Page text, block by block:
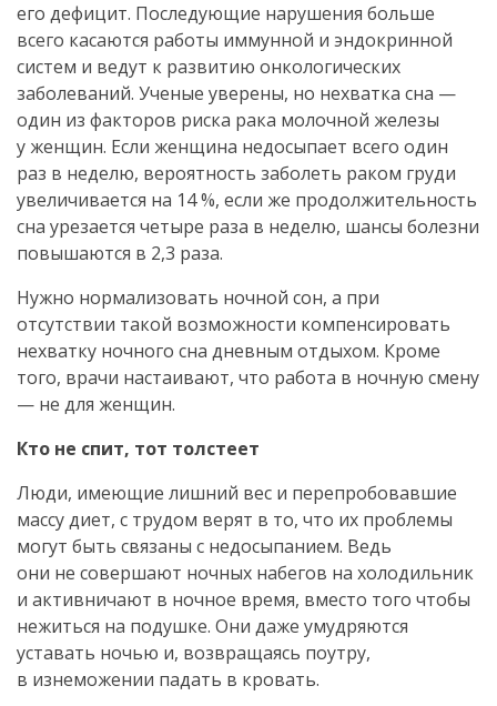
его дефицит. Последующие нарушения больше
всего касаются работы иммунной и эндокринной
систем и ведут к развитию онкологических
заболеваний. Ученые уверены, но нехватка сна —
один из факторов риска рака молочной железы
у женщин. Если женщина недосыпает всего один
раз в неделю, вероятность заболеть раком груди
увеличивается на 14 %, если же продолжительность
сна урезается четыре раза в неделю, шансы болезни
повышаются в 2,3 раза.
Нужно нормализовать ночной сон, а при
отсутствии такой возможности компенсировать
нехватку ночного сна дневным отдыхом. Кроме
того, врачи настаивают, что работа в ночную смену
— не для женщин.
Кто не спит, тот толстеет
Люди, имеющие лишний вес и перепробовавшие
массу диет, с трудом верят в то, что их проблемы
могут быть связаны с недосыпанием. Ведь
они не совершают ночных набегов на холодильник
и активничают в ночное время, вместо того чтобы
нежиться на подушке. Они даже умудряются
уставать ночью и, возвращаясь поутру,
в изнеможении падать в кровать.